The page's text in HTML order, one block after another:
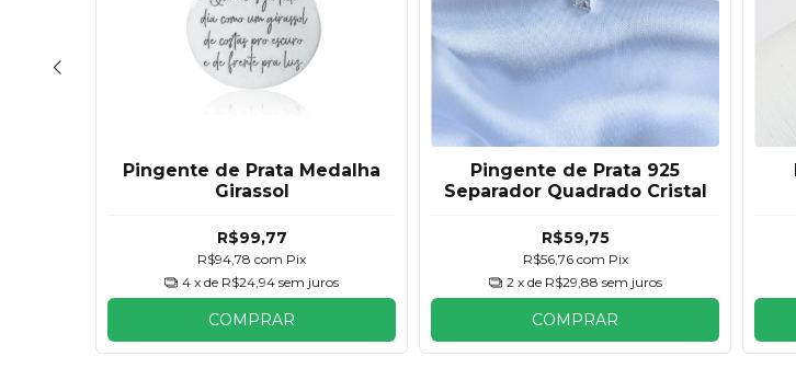
Pingente de Prata Medalha
Girassol
R$99,77
R$94,78 com Pix
4 x de R$24,94 sem juros
COMPRAR
Pingente de Prata 925
Separador Quadrado Cristal
R$59,75
R$56,76 com Pix
2 x de R$29,88 sem juros
COMPRAR